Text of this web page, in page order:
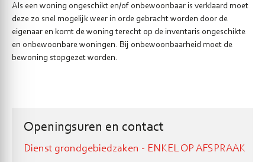
Als een woning ongeschikt en/of onbewoonbaar is verklaard moet
deze zo snel mogelijk weer in orde gebracht worden door de
eigenaar en komt de woning terecht op de inventaris ongeschikte
en onbewoonbare woningen. Bij onbewoonbaarheid moet de
bewoning stopgezet worden.
Openingsuren en contact
Dienst grondgebiedzaken - ENKEL OP AFSPRAAK